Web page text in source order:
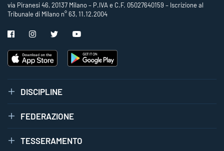
via Piranesi 46, 20137 Milano – P.IVA e C.F. 05027640159 – Iscrizione al
Tribunale di Milano n° 63, 11.12.2004
DISCIPLINE
FEDERAZIONE
TESSERAMENTO